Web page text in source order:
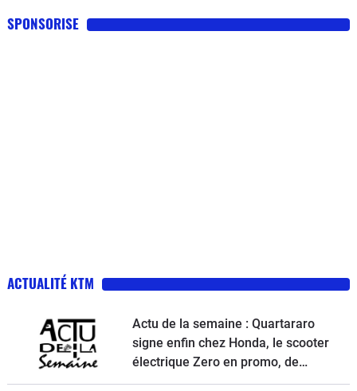
SPONSORISE
ACTUALITÉ KTM
Actu de la semaine : Quartararo
signe enfin chez Honda, le scooter
électrique Zero en promo, de
nouvelles obligations pour les